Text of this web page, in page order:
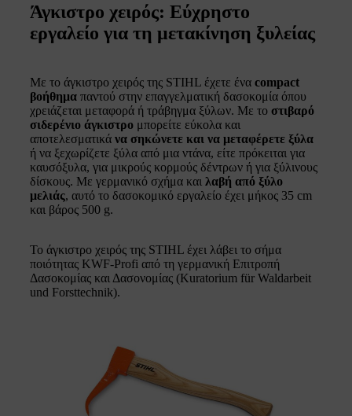
Άγκιστρο χειρός: Εύχρηστο
εργαλείο για τη μετακίνηση ξυλείας
Με το άγκιστρο χειρός της STIHL έχετε ένα compact
βοήθημα παντού στην επαγγελματική δασοκομία όπου
χρειάζεται μεταφορά ή τράβηγμα ξύλων. Με το στιβαρό
σιδερένιο άγκιστρο μπορείτε εύκολα και
αποτελεσματικά να σηκώνετε και να μεταφέρετε ξύλα
ή να ξεχωρίζετε ξύλα από μια ντάνα, είτε πρόκειται για
καυσόξυλα, για μικρούς κορμούς δέντρων ή για ξύλινους
δίσκους. Με γερμανικό σχήμα και λαβή από ξύλο
μελιάς, αυτό το δασοκομικό εργαλείο έχει μήκος 35 cm
και βάρος 500 g.
Το άγκιστρο χειρός της STIHL έχει λάβει το σήμα
ποιότητας KWF-Profi από τη γερμανική Επιτροπή
Δασοκομίας και Δασονομίας (Kuratorium für Waldarbeit
und Forsttechnik).